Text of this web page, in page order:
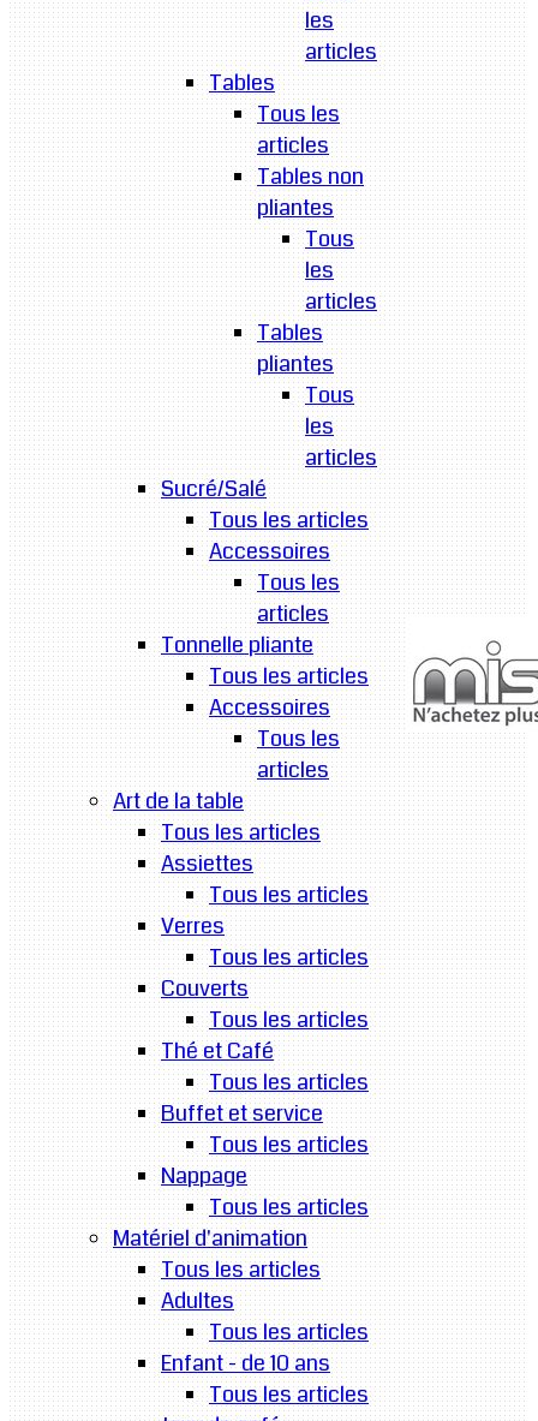
les
articles
Tables
Tous les
articles
Tables non
pliantes
Tous
les
articles
Tables
pliantes
Tous
les
articles
Sucré/Salé
Tous les articles
Accessoires
Tous les
articles
Tonnelle pliante
Tous les articles
Accessoires
Tous les
articles
Art de la table
Tous les articles
Assiettes
Tous les articles
Verres
Tous les articles
Couverts
Tous les articles
Thé et Café
Tous les articles
Buffet et service
Tous les articles
Nappage
Tous les articles
Matériel d'animation
Tous les articles
Adultes
Tous les articles
Enfant - de 10 ans
Tous les articles